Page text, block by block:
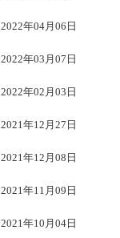
2022年04月06日
2022年03月07日
2022年02月03日
2021年12月27日
2021年12月08日
2021年11月09日
2021年10月04日